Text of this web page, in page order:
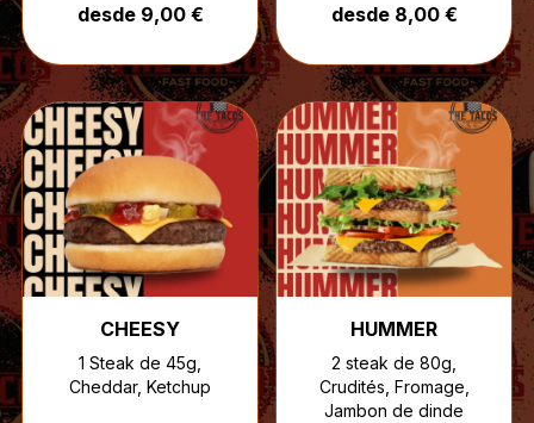
desde 9,00 € desde 8,00 €
CHEESY
1 Steak de 45g,
Cheddar, Ketchup
HUMMER
2 steak de 80g,
Crudités, Fromage,
Jambon de dinde